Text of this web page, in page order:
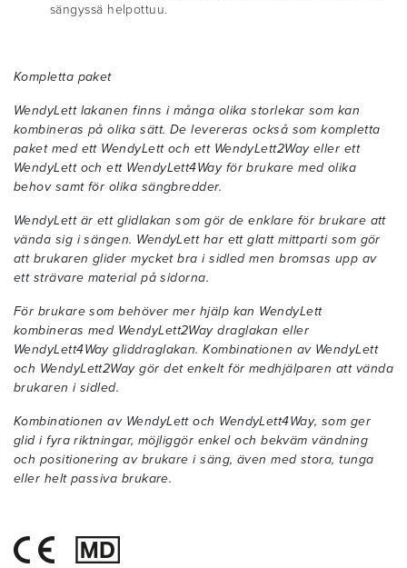
sängyssä helpottuu.
Kompletta paket
WendyLett lakanen finns i många olika storlekar som kan
kombineras på olika sätt. De levereras också som kompletta
paket med ett WendyLett och ett WendyLett2Way eller ett
WendyLett och ett WendyLett4Way för brukare med olika
behov samt för olika sängbredder.
WendyLettär ett glidlakan som gör de enklare för brukare att
vända sig i sängen. WendyLett har ett glatt mittparti som gör
att brukaren glider mycket bra i sidled men bromsas upp av
ett strävare material på sidorna.
För brukare som behöver mer hjälp kan WendyLett
kombineras med WendyLett2Waydraglakan eller
WendyLett4Way gliddraglakan. Kombinationen av WendyLett
och WendyLett2Way gör det enkelt för medhjälparen att vända
brukaren i sidled.
Kombinationen av WendyLett och WendyLett4Way, som ger
glid i fyra riktningar, möjliggör enkel och bekväm vändning
och positionering av brukare i säng, även med stora, tunga
eller helt passiva brukare.